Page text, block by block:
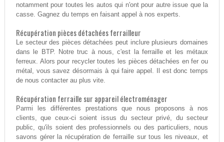
notamment pour toutes les autos qui n'ont pour autre issue que la
casse. Gagnez du temps en faisant appel à nos experts.
Récupération pièces détachées ferrailleur
Le secteur des pièces détachées peut inclure plusieurs domaines
dans le BTP. Notre truc à nous, c'est la ferraille et les métaux
ferreux. Alors pour recycler toutes les pièces détachées en fer ou
métal, vous savez désormais à qui faire appel. Il est donc temps
de nous contacter au plus vite.
Récupération ferraille sur appareil électroménager
Parmi les différentes prestations que nous proposons à nos
clients, que ceux-ci soient issus du secteur privé, du secteur
public, qu'ils soient des professionnels ou des particuliers, nous
savons gérer la récupération de ferraille sur tous les niveaux, et